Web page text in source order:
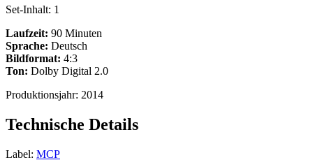
Set-Inhalt: 1
Laufzeit: 90 Minuten
Sprache: Deutsch
Bildformat: 4:3
Ton: Dolby Digital 2.0
Produktionsjahr: 2014
Technische Details
Label: MCP